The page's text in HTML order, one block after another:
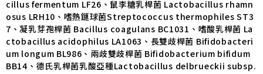
cillus fermentum LF26、鼠李糖乳桿菌 Lactobacillus rhamn
osus LRH10、嗜熱鏈球菌Streptococcus thermophiles ST3
7、凝乳芽孢桿菌 Bacillus coagulans BC1031、嗜酸乳桿菌 La
ctobacillus acidophilus LA1063、長雙歧桿菌 Bifidobacteri
um longum BL986、兩歧雙歧桿菌 Bifidobacterium bifidum
BB14、德氏乳桿菌乳酸亞種Lactobacillus delbrueckii subsp.